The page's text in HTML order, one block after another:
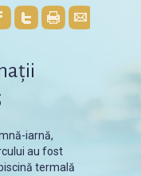
iarnă,
au fost
termală